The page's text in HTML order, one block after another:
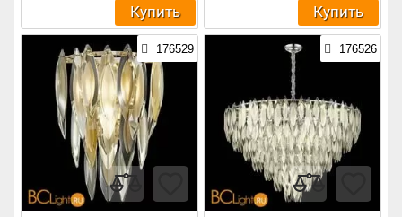
Купить Купить
176529 176526